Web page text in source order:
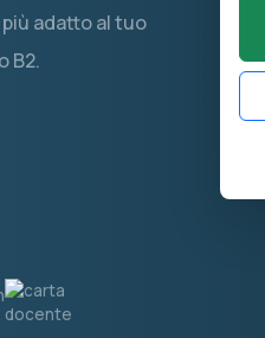
adatto al tuo
B2.